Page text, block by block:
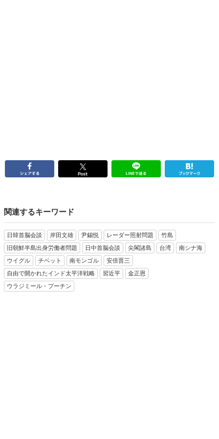
関連するキーワード
日韓首脳会談 岸田文雄 尹錫悦 レーダー照射問題
竹島
旧朝鮮半島出身労働者問題
日中首脳会談 尖閣諸島 台湾
南シナ海
ウイグル
チベット 南モンゴル
安倍晋三
自由で開かれたインド太平洋戦略
習近平
金正恩
ウラジミール・プーチン